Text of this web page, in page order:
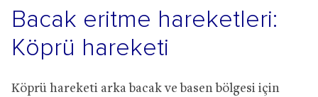
Bacak eritme hareketleri:
Köprü hareketi
Köprü hareketi arka bacak ve basen bölgesi için